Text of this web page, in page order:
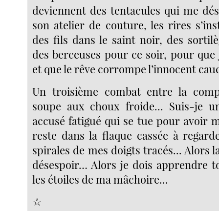
deviennent des tentacules qui me
son atelier de couture, les rires
des fils dans le saint noir, des
des berceuses pour ce soir, pour
et que le rêve corrompe l’innocent
Un troisième combat entre la
soupe aux choux froide... Suis-je
accusé fatigué qui se tue pour avoir
reste dans la flaque cassée à
spirales de mes doigts tracés... Alors
désespoir… Alors je dois apprendre
les étoiles de ma mâchoire...
☆